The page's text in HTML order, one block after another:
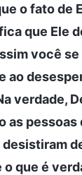
o fato de
que Ele
você
ao
verdade,
as
desistiram
o que é